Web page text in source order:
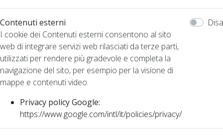
Contenuti esterni
I cookie dei Contenuti esterni consentono al sito
web di integrare servizi web rilasciati da terze parti,
utilizzati per rendere più gradevole e completa la
navigazione del sito, per esempio per la visione di
mappe e contenuti video.
Privacy policy Google:
https://www.google.com/intl/it/policies/privacy/